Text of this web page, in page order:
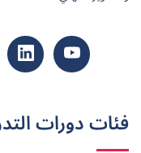
فئات دورات